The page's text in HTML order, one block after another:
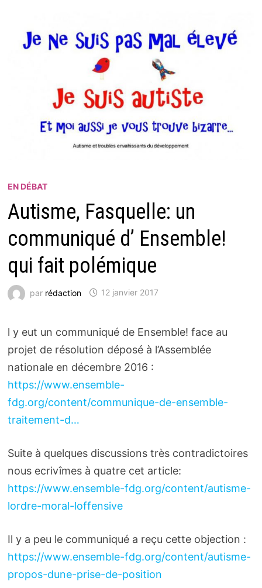
EN DÉBAT
Autisme, Fasquelle: un
communiqué d’ Ensemble!
qui fait polémique
par rédaction 12 janvier 2017
l y eut un communiqué de Ensemble! face au
projet de résolution déposé à l’Assemblée
nationale en décembre 2016 :
https://www.ensemble-
fdg.org/content/communique-de-ensemble-
traitement-d…
Suite à quelques discussions très contradictoires
nous ecrivîmes à quatre cet article:
https://www.ensemble-fdg.org/content/autisme-
lordre-moral-loffensive
Il y a peu le communiqué a reçu cette objection :
https://www.ensemble-fdg.org/content/autisme-
propos-dune-prise-de-position